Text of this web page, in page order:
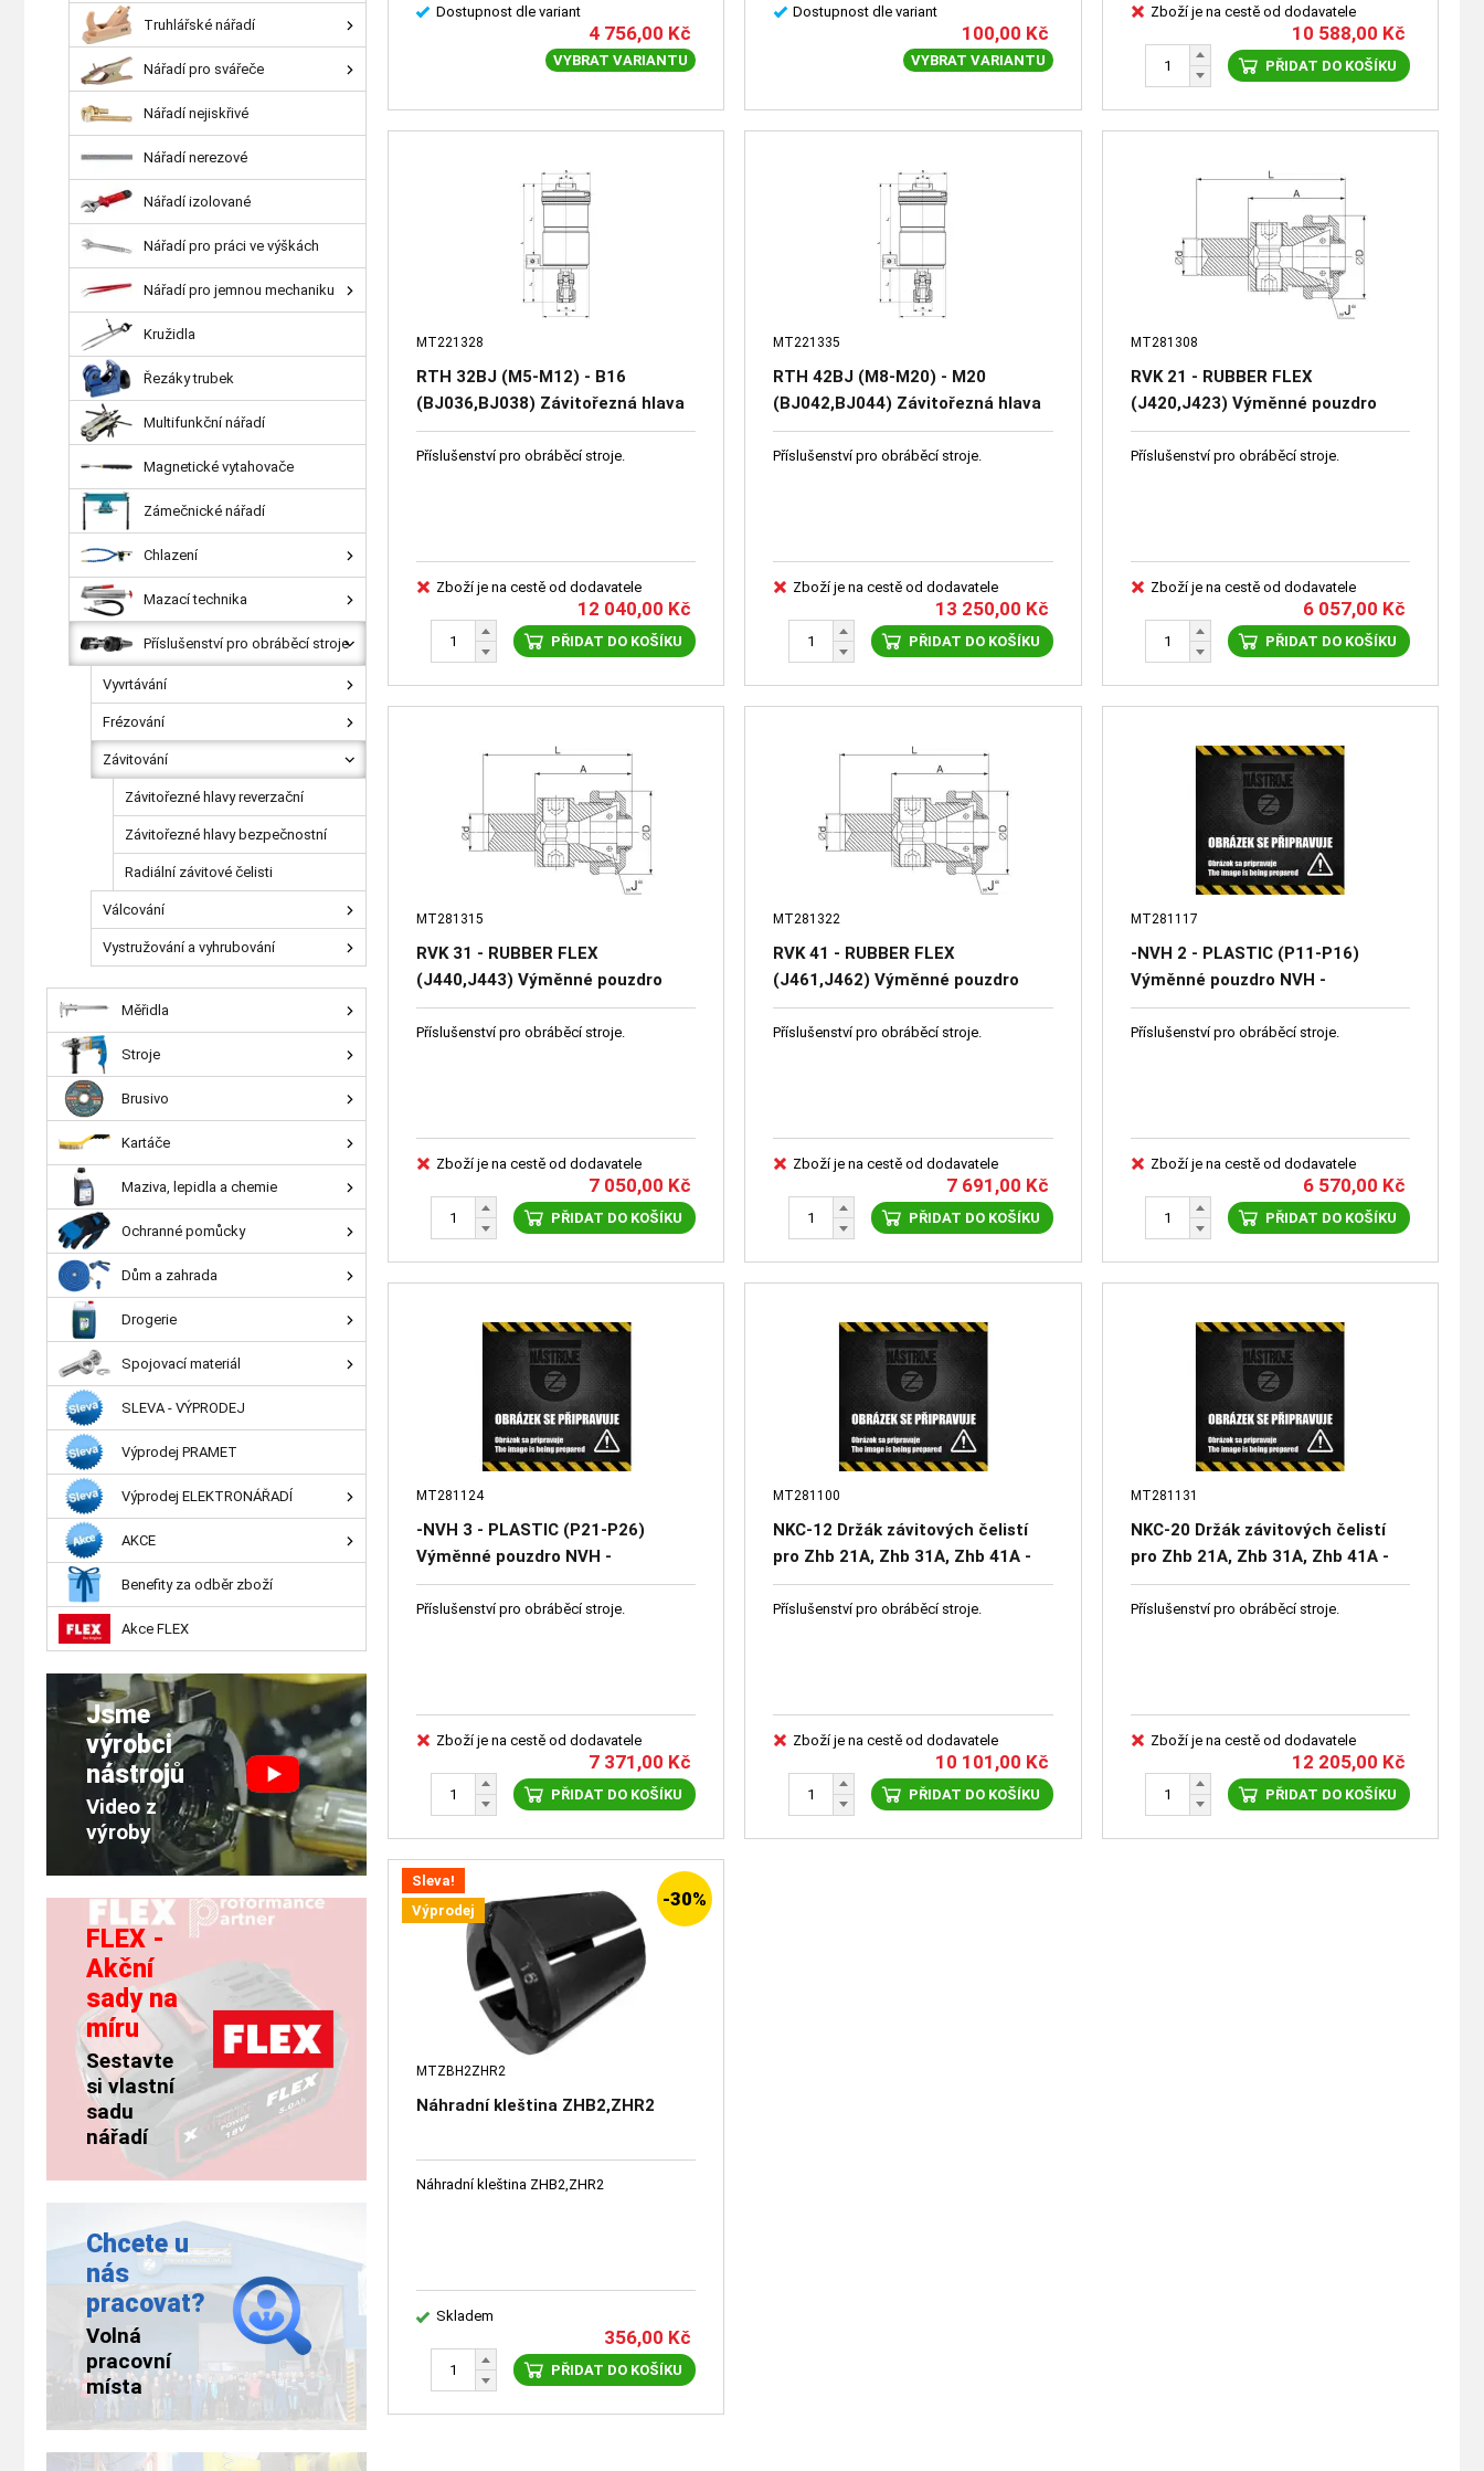
Dostupnost dle variant
4 756,00 Kč
VYBRAT VARIANTU
Dostupnost dle variant
100,00 Kč
VYBRAT VARIANTU
Zboží je na cestě od dodavatele
10 588,00 Kč
PŘIDAT DO KOŠÍKU
MT221328
RTH 32BJ (M5-M12) - B16
(BJ036,BJ038) Závitořezná hlava
reverzační (dodává se bez kleštin)
Příslušenství pro obráběcí stroje.
Zboží je na cestě od dodavatele
12 040,00 Kč
PŘIDAT DO KOŠÍKU
MT221335
RTH 42BJ (M8-M20) - M20
(BJ042,BJ044) Závitořezná hlava
reverzační (dodává se bez kleštin)
Příslušenství pro obráběcí stroje.
Zboží je na cestě od dodavatele
13 250,00 Kč
PŘIDAT DO KOŠÍKU
MT281308
RVK 21 - RUBBER FLEX
(J420,J423) Výměnné pouzdro
RVK - doplňkové příslušenství
Příslušenství pro obráběcí stroje.
Zboží je na cestě od dodavatele
6 057,00 Kč
PŘIDAT DO KOŠÍKU
MT281315
RVK 31 - RUBBER FLEX
(J440,J443) Výměnné pouzdro
RVK - doplňkové příslušenství
Příslušenství pro obráběcí stroje.
Zboží je na cestě od dodavatele
7 050,00 Kč
PŘIDAT DO KOŠÍKU
MT281322
RVK 41 - RUBBER FLEX
(J461,J462) Výměnné pouzdro
RVK - doplňkové příslušenství
Příslušenství pro obráběcí stroje.
Zboží je na cestě od dodavatele
7 691,00 Kč
PŘIDAT DO KOŠÍKU
MT281117
-NVH 2 - PLASTIC (P11-P16)
Výměnné pouzdro NVH -
doplňkové příslušenství cena
orientační/na poptávku)
Příslušenství pro obráběcí stroje.
Zboží je na cestě od dodavatele
6 570,00 Kč
PŘIDAT DO KOŠÍKU
MT281124
-NVH 3 - PLASTIC (P21-P26)
Výměnné pouzdro NVH -
doplňkové příslušenství cena
orientační/na poptávku)
Příslušenství pro obráběcí stroje.
Zboží je na cestě od dodavatele
7 371,00 Kč
PŘIDAT DO KOŠÍKU
MT281100
NKC-12 Držák závitových čelistí
pro Zhb 21A, Zhb 31A, Zhb 41A -
doplňkové příslušenství
Příslušenství pro obráběcí stroje.
Zboží je na cestě od dodavatele
10 101,00 Kč
PŘIDAT DO KOŠÍKU
MT281131
NKC-20 Držák závitových čelistí
pro Zhb 21A, Zhb 31A, Zhb 41A -
doplňkové příslušenství
Příslušenství pro obráběcí stroje.
Zboží je na cestě od dodavatele
12 205,00 Kč
PŘIDAT DO KOŠÍKU
Sleva!
Výprodej
-30%
MTZBH2ZHR2
Náhradní kleština ZHB2,ZHR2
Náhradní kleština ZHB2,ZHR2
Skladem
356,00 Kč
PŘIDAT DO KOŠÍKU
Truhlářské nářadí
Nářadí pro svářeče
Nářadí nejiskřivé
Nářadí nerezové
Nářadí izolované
Nářadí pro práci ve výškách
Nářadí pro jemnou mechaniku
Kružidla
Řezáky trubek
Multifunkční nářadí
Magnetické vytahovače
Zámečnické nářadí
Chlazení
Mazací technika
Příslušenství pro obráběcí stroje
Vyvrtávání
Frézování
Závitování
Závitořezné hlavy reverzační
Závitořezné hlavy bezpečnostní
Radiální závitové čelisti
Válcování
Vystružování a vyhrubování
Měřidla
Stroje
Brusivo
Kartáče
Maziva, lepidla a chemie
Ochranné pomůcky
Dům a zahrada
Drogerie
Spojovací materiál
SLEVA - VÝPRODEJ
Výprodej PRAMET
Výprodej ELEKTRONÁŘADÍ
AKCE
Benefity za odběr zboží
Akce FLEX
Jsme
výrobci
nástrojů
Video z
výroby
FLEX -
Akční
sady na
míru
Sestavte
si vlastní
sadu
nářadí
Chcete u
nás
pracovat?
Volná
pracovní
místa